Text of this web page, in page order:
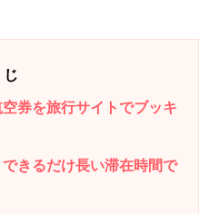
じ
券を旅行サイトでブッキ
きるだけ長い滞在時間で